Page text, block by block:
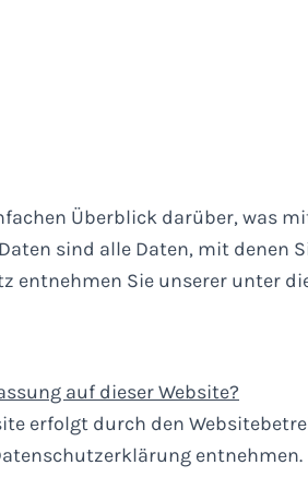
Überblick darüber, was
sind alle Daten, mit
entnehmen Sie unserer unter
auf dieser Website?
erfolgt durch den
entnehmen.